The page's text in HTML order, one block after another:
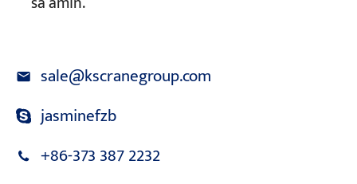
sale@kscranegroup.com
jasminefzb
+86-373 387 2232